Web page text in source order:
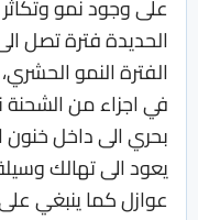
على وجود نمو
الحديدة فترة تصل
الفترة النمو
في اجزاء من
بحري الى داخل خنون
يعود الى تهالك
عوازل كما ينبغي